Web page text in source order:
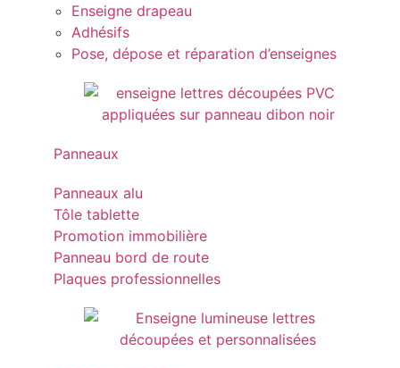
Enseigne drapeau
Adhésifs
Pose, dépose et réparation d’enseignes
Panneaux
Panneaux alu
Tôle tablette
Promotion immobilière
Panneau bord de route
Plaques professionnelles